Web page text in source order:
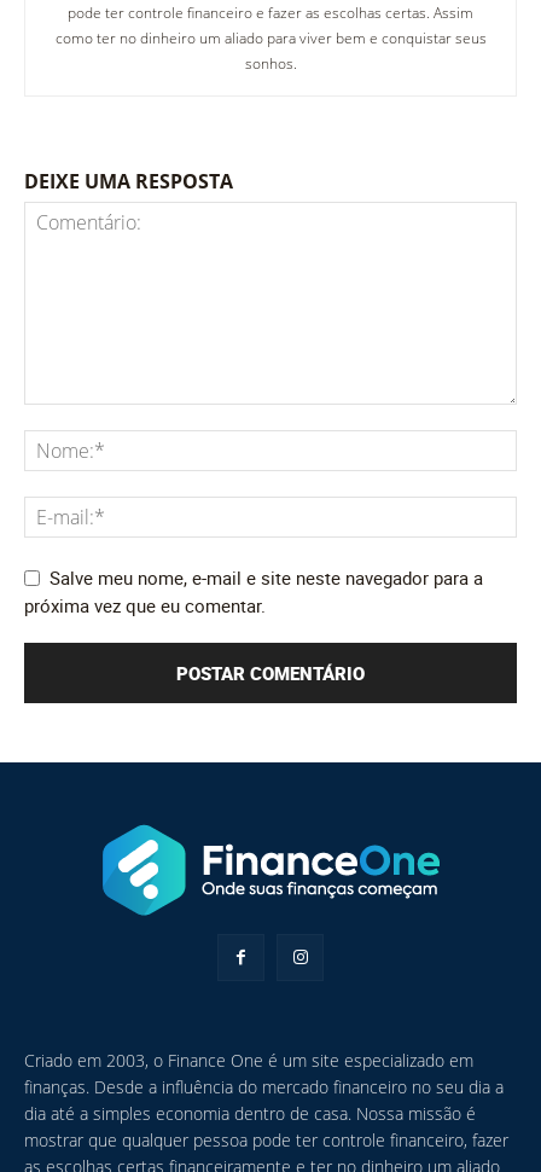
pode ter controle financeiro e fazer as escolhas certas. Assim
como ter no dinheiro um aliado para viver bem e conquistar seus
sonhos.
DEIXE UMA RESPOSTA
Salve meu nome, e-mail e site neste navegador para a
próxima vez que eu comentar.
Criado em 2003, o Finance One é um site especializado em
finanças. Desde a influência do mercado financeiro no seu dia a
dia até a simples economia dentro de casa. Nossa missão é
mostrar que qualquer pessoa pode ter controle financeiro, fazer
as escolhas certas financeiramente e ter no dinheiro um aliado